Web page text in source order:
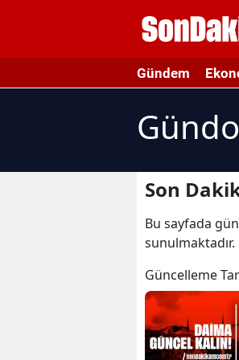
Gündem
Son
Bu sayfada
Güncelleme